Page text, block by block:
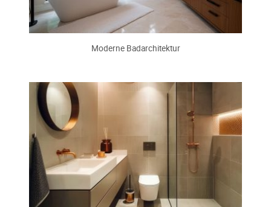
Moderne Badarchitektur